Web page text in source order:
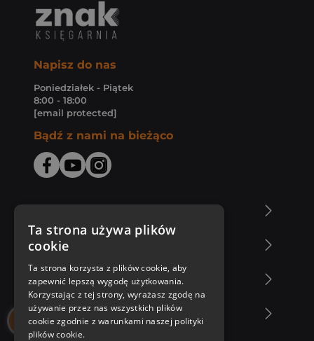
Napisz do nas
Poniedziałek - Piątek
8:00 - 18:00
[email protected]
Bądź z nami na bieżąco
Zakupy u nas
Nasza oferta
Nasi autorzy
Ta strona używa plików
cookie
Ta strona korzysta z plików cookie, aby
zapewnić lepszą wygodę użytkowania.
Korzystając z tej strony, wyrażasz zgodę na
używanie przez nas wszystkich plików
cookie zgodnie z warunkami naszej polityki
plików cookie.